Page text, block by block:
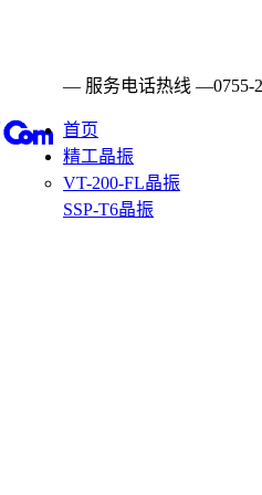
— 服务电话热线 —0755-
首页
精工晶振
VT-200-FL晶振
SSP-T6晶振